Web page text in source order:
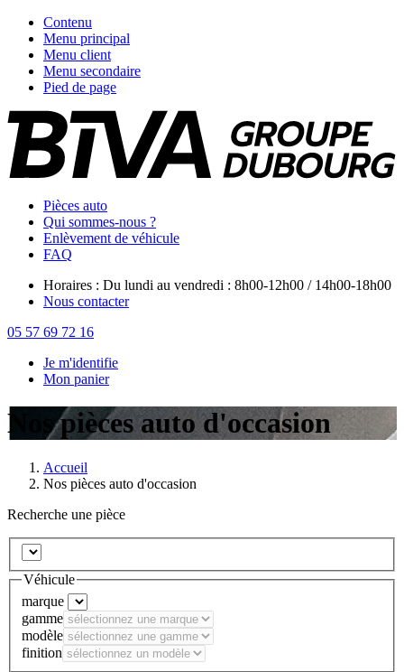
Contenu
Menu principal
Menu client
Menu secondaire
Pied de page
Pièces auto
Qui sommes-nous ?
Enlèvement de véhicule
FAQ
Horaires : Du lundi au vendredi : 8h00-12h00 / 14h00-18h00
Nous contacter
05 57 69 72 16
Je m'identifie
Mon panier
Nos pièces auto d'occasion
Accueil
Nos pièces auto d'occasion
Recherche une pièce
Véhicule
marque
gamme
modèle
finition